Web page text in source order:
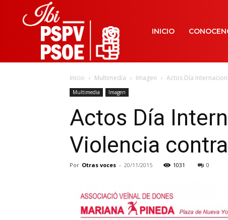
INICIO
Inicio Multimedia Imagen Actos Día
Multimedia Imagen
Actos Día
Violencia
Por Otras voces - 20/11/2015 1031 0